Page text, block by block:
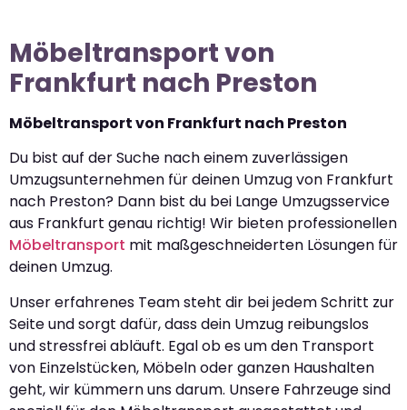
Möbeltransport von
Frankfurt nach Preston
Möbeltransport von Frankfurt nach Preston
Du bist auf der Suche nach einem zuverlässigen
Umzugsunternehmen für deinen Umzug von Frankfurt
nach Preston? Dann bist du bei Lange Umzugsservice
aus Frankfurt genau richtig! Wir bieten professionellen
Möbeltransport mit maßgeschneiderten Lösungen für
deinen Umzug.
Unser erfahrenes Team steht dir bei jedem Schritt zur
Seite und sorgt dafür, dass dein Umzug reibungslos
und stressfrei abläuft. Egal ob es um den Transport
von Einzelstücken, Möbeln oder ganzen Haushalten
geht, wir kümmern uns darum. Unsere Fahrzeuge sind